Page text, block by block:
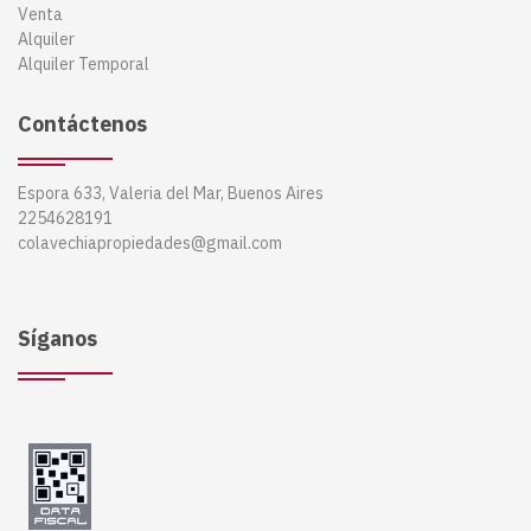
Venta
Alquiler
Alquiler Temporal
Contáctenos
Espora 633, Valeria del Mar, Buenos Aires
2254628191
colavechiapropiedades@gmail.com
Síganos